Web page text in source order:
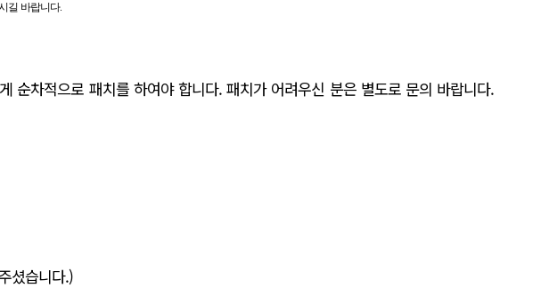
길 바랍니다.
차적으로 패치를 하여야 합니다. 패치가 어려우신 분은 별도로 문의 바랍니다.
셨습니다.)